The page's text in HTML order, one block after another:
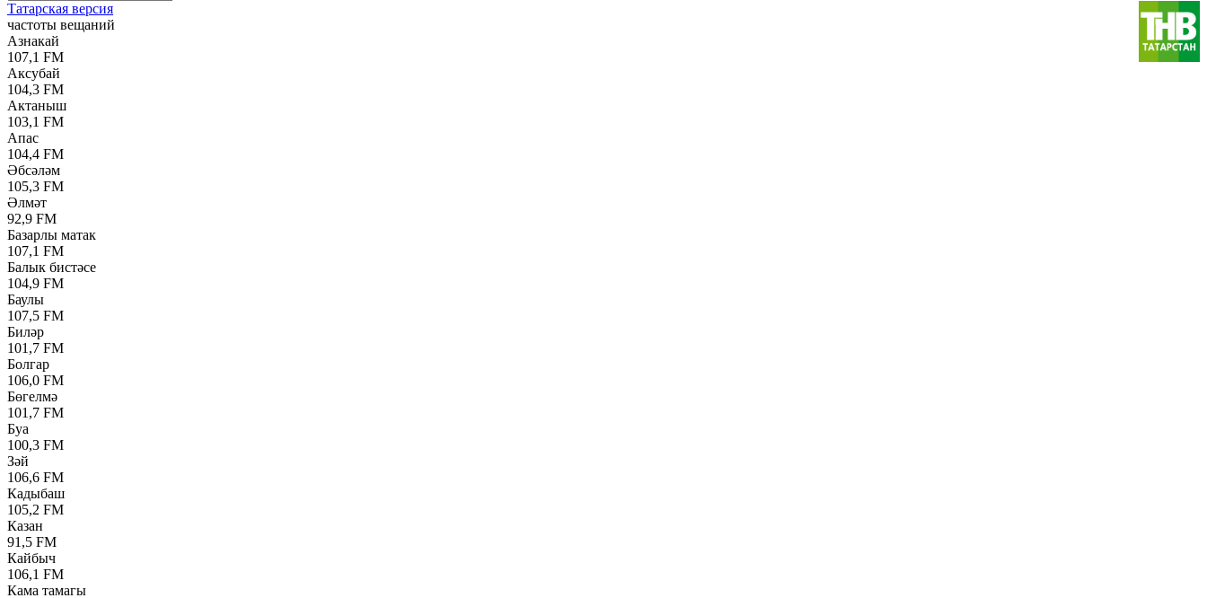
Татарская версия
частоты вещаний
Азнакай
107,1 FM
Аксубай
104,3 FM
Актаныш
103,1 FM
Апас
104,4 FM
Әбсәләм
105,3 FM
Әлмәт
92,9 FM
Базарлы матак
107,1 FM
Балык бистәсе
104,9 FM
Баулы
107,5 FM
Биләр
101,7 FM
Болгар
106,0 FM
Бөгелмә
101,7 FM
Буа
100,3 FM
Зәй
106,6 FM
Кадыбаш
105,2 FM
Казан
91,5 FM
Кайбыч
106,1 FM
Кама тамагы